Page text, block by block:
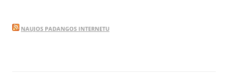
NAUJOS PADANGOS INTERNETU